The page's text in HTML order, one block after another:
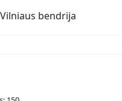
bendrija